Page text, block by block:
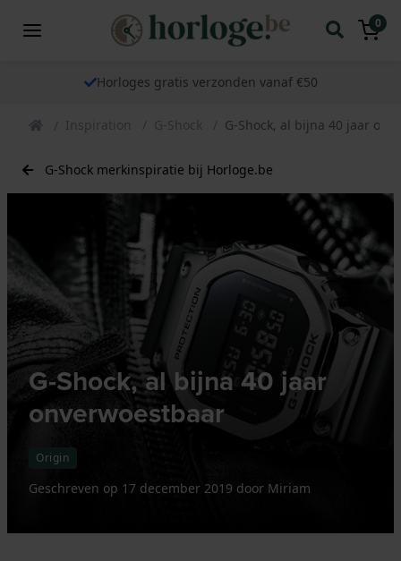
0
Horloges gratis verzonden vanaf €50
Inspiration G-Shock G-Shock, al bijna 40 jaar
G-Shock merkinspiratie bij Horloge.be
G-Shock, al bijna 40 jaar
onverwoestbaar
Origin
Geschreven op 17 december 2019 door Miriam